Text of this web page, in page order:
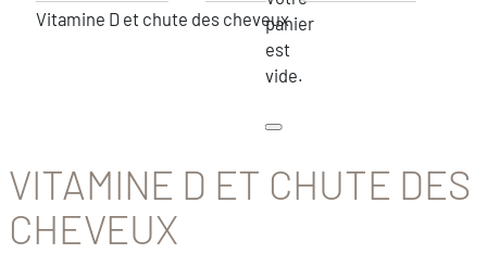
panier
est
vide.
Vitamine D et chute des cheveux
VITAMINE D ET CHUTE DES
CHEVEUX